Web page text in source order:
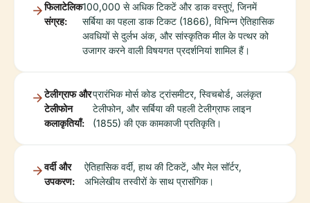
फिलाटेलिक
संग्रह:
100,000 से अधिक टिकटें और डाक वस्तुएं, जिनमें
सर्बिया का पहला डाक टिकट (1866), विभिन्न ऐतिहासिक
अवधियों से दुर्लभ अंक, और सांस्कृतिक मील के पत्थर को
उजागर करने वाली विषयगत प्रदर्शनियां शामिल हैं।
टेलीग्राफ और
टेलीफोन
कलाकृतियाँ:
प्रारंभिक मोर्स कोड ट्रांसमीटर, स्विचबोर्ड, अलंकृत
टेलीफोन, और सर्बिया की पहली टेलीग्राफ लाइन
(1855) की एक कामकाजी प्रतिकृति।
वर्दी और
उपकरण:
ऐतिहासिक वर्दी, हाथ की टिकटें, और मेल सॉर्टर,
अभिलेखीय तस्वीरों के साथ प्रासंगिक।